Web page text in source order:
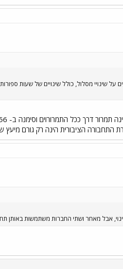
על שינויי מסלול, כולל שינויים של שעות
התחבורה הציבורית הינה רק גורם
אבל מאחר ושתי החברות משתמשות באותן